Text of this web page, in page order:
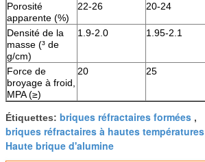
Porosité
apparente (%)
22-26 20-24
Densité de la
masse (³ de
g/cm)
1.9-2.0 1.95-2.1
Force de
broyage à froid,
MPA (≥)
20 25
Étiquettes: briques réfractaires formées ,
briques réfractaires à hautes températures
Haute brique d'alumine